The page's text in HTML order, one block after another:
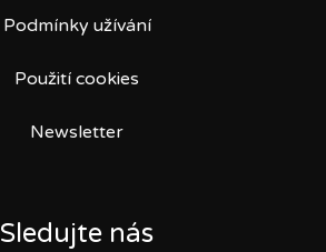
Podmínky užívání
Použití cookies
Newsletter
Sledujte nás